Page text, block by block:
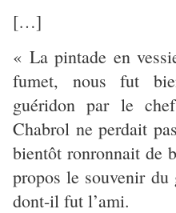
[…]
« La pintade en
fumet, nous fut
guéridon par le
Chabrol ne perdait
bientôt ronronnait de
propos le souvenir du
dont-il fut l’ami.